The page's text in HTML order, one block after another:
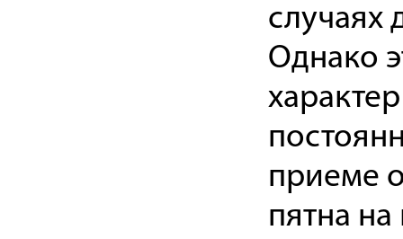
случаях
Однако
приеме
пятна